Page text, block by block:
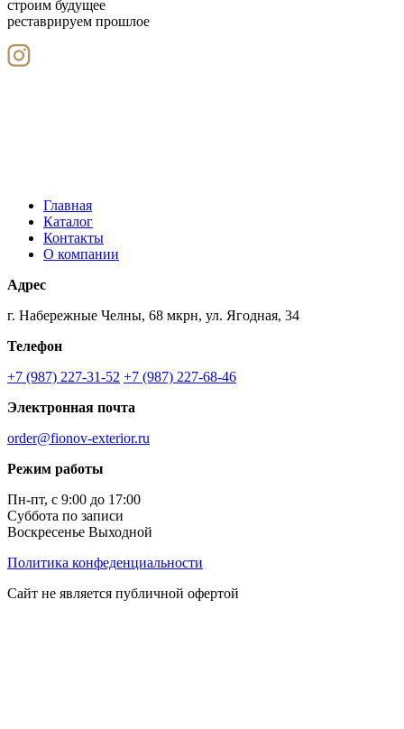
строим будущее
реставрируем прошлое
Главная
Каталог
Контакты
О компании
Адрес
г. Набережные Челны, 68 мкрн, ул. Ягодная, 34
Телефон
+7 (987) 227-31-52 +7 (987) 227-68-46
Электронная почта
order@fionov-exterior.ru
Режим работы
Пн-пт, с 9:00 до 17:00
Суббота по записи
Воскресенье Выходной
Политика конфеденциальности
Сайт не является публичной офертой